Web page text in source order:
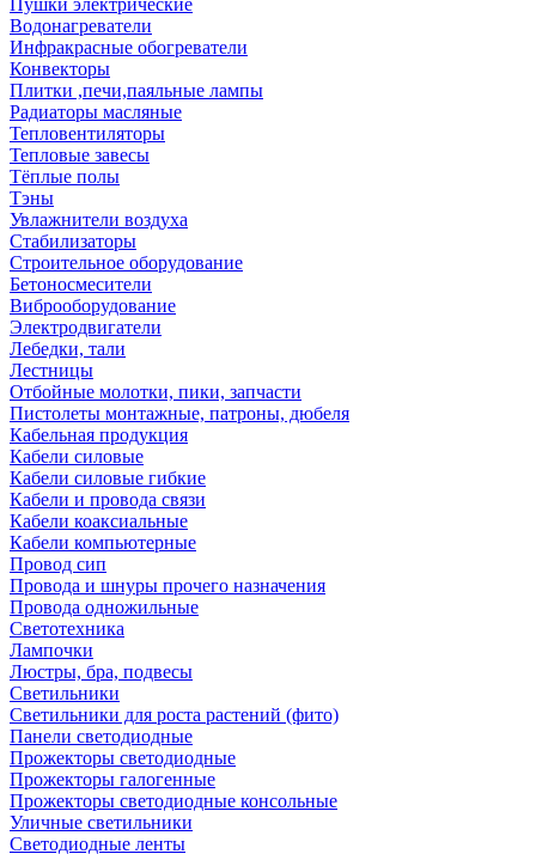
Пушки электрические
Водонагреватели
Инфракрасные обогреватели
Конвекторы
Плитки ,печи,паяльные лампы
Радиаторы масляные
Тепловентиляторы
Тепловые завесы
Тёплые полы
Тэны
Увлажнители воздуха
Стабилизаторы
Строительное оборудование
Бетоносмесители
Виброоборудование
Электродвигатели
Лебедки, тали
Лестницы
Отбойные молотки, пики, запчасти
Пистолеты монтажные, патроны, дюбеля
Кабельная продукция
Кабели силовые
Кабели силовые гибкие
Кабели и провода связи
Кабели коаксиальные
Кабели компьютерные
Провод сип
Провода и шнуры прочего назначения
Провода одножильные
Светотехника
Лампочки
Люстры, бра, подвесы
Светильники
Светильники для роста растений (фито)
Панели светодиодные
Прожекторы светодиодные
Прожекторы галогенные
Прожекторы светодиодные консольные
Уличные светильники
Светодиодные ленты